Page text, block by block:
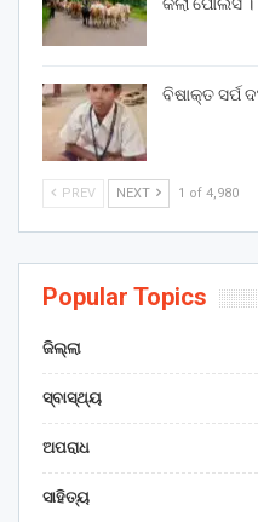
ବିଷାକ୍ତ ସର୍ପ
PREV NEXT 1 of 4,980
Popular Topics
ଜିଲ୍ଲା
ସ୍ବାସ୍ଥ୍ୟ
ଅପରାଧ
ସାହିତ୍ୟ